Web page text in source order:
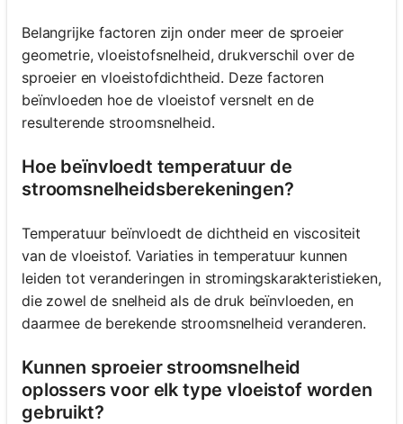
Belangrijke factoren zijn onder meer de sproeier
geometrie, vloeistofsnelheid, drukverschil over de
sproeier en vloeistofdichtheid. Deze factoren
beïnvloeden hoe de vloeistof versnelt en de
resulterende stroomsnelheid.
Hoe beïnvloedt temperatuur de
stroomsnelheidsberekeningen?
Temperatuur beïnvloedt de dichtheid en viscositeit
van de vloeistof. Variaties in temperatuur kunnen
leiden tot veranderingen in stromingskarakteristieken,
die zowel de snelheid als de druk beïnvloeden, en
daarmee de berekende stroomsnelheid veranderen.
Kunnen sproeier stroomsnelheid
oplossers voor elk type vloeistof worden
gebruikt?